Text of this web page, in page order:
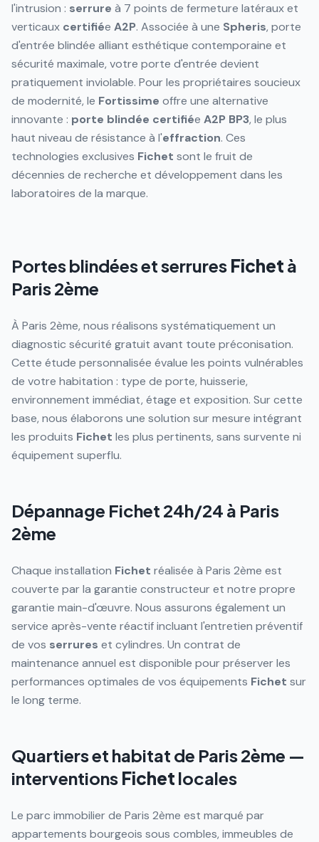
l'intrusion : serrure à 7 points de fermeture latéraux et
verticaux certifiée A2P. Associée à une Spheris, porte
d'entrée blindée alliant esthétique contemporaine et
sécurité maximale, votre porte d'entrée devient
pratiquement inviolable. Pour les propriétaires soucieux
de modernité, le Fortissime offre une alternative
innovante : porte blindée certifiée A2P BP3, le plus
haut niveau de résistance à l'effraction. Ces
technologies exclusives Fichet sont le fruit de
décennies de recherche et développement dans les
laboratoires de la marque.
Portes blindées et serrures Fichet à
Paris 2ème
À Paris 2ème, nous réalisons systématiquement un
diagnostic sécurité gratuit avant toute préconisation.
Cette étude personnalisée évalue les points vulnérables
de votre habitation : type de porte, huisserie,
environnement immédiat, étage et exposition. Sur cette
base, nous élaborons une solution sur mesure intégrant
les produits Fichet les plus pertinents, sans survente ni
équipement superflu.
Dépannage Fichet 24h/24 à Paris
2ème
Chaque installation Fichet réalisée à Paris 2ème est
couverte par la garantie constructeur et notre propre
garantie main-d'œuvre. Nous assurons également un
service après-vente réactif incluant l'entretien préventif
de vos serrures et cylindres. Un contrat de
maintenance annuel est disponible pour préserver les
performances optimales de vos équipements Fichet sur
le long terme.
Quartiers et habitat de Paris 2ème —
interventions Fichet locales
Le parc immobilier de Paris 2ème est marqué par
appartements bourgeois sous combles, immeubles de